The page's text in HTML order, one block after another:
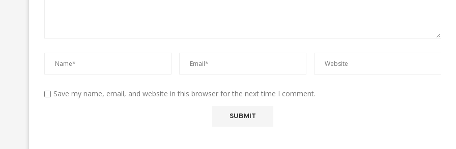
Save my name, email, and website in this browser for the next time I comment.